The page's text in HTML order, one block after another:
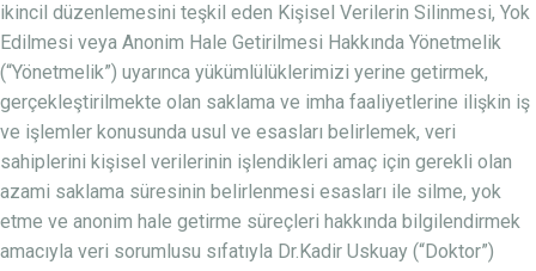
ikincil düzenlemesini teşkil eden Kişisel Verilerin Silinmesi, Yok
Edilmesi veya Anonim Hale Getirilmesi Hakkında Yönetmelik
(“Yönetmelik”) uyarınca yükümlülüklerimizi yerine getirmek,
gerçekleştirilmekte olan saklama ve imha faaliyetlerine ilişkin iş
ve işlemler konusunda usul ve esasları belirlemek, veri
sahiplerini kişisel verilerinin işlendikleri amaç için gerekli olan
azami saklama süresinin belirlenmesi esasları ile silme, yok
etme ve anonim hale getirme süreçleri hakkında bilgilendirmek
amacıyla veri sorumlusu sıfatıyla Dr.Kadir Uskuay (“Doktor”)